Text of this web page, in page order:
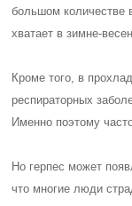
большом количестве
хватает в зимне-
Кроме того, в
респираторных
Именно поэтому
Но герпес может
что многие люди